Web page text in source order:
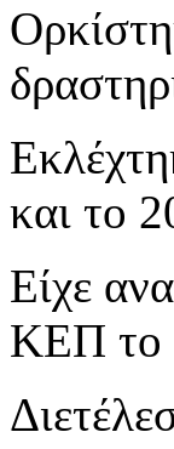
και το
Είχε
ΚΕΠ το